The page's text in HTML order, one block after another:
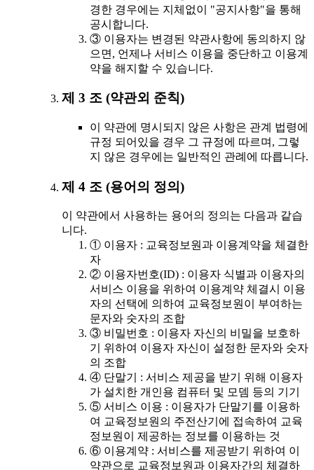
경한 경우에는 지체없이 "공지사항"을 통해
공시합니다.
③ 이용자는 변경된 약관사항에 동의하지 않
으면, 언제나 서비스 이용을 중단하고 이용계
약을 해지할 수 있습니다.
제 3 조 (약관외 준칙)
이 약관에 명시되지 않은 사항은 관계 법령에
규정 되어있을 경우 그 규정에 따르며, 그렇
지 않은 경우에는 일반적인 관례에 따릅니다.
제 4 조 (용어의 정의)
이 약관에서 사용하는 용어의 정의는 다음과 같습
니다.
① 이용자 : 교육정보원과 이용계약을 체결한
자
② 이용자번호(ID) : 이용자 식별과 이용자의
서비스 이용을 위하여 이용계약 체결시 이용
자의 선택에 의하여 교육정보원이 부여하는
문자와 숫자의 조합
③ 비밀번호 : 이용자 자신의 비밀을 보호하
기 위하여 이용자 자신이 설정한 문자와 숫자
의 조합
④ 단말기 : 서비스 제공을 받기 위해 이용자
가 설치한 개인용 컴퓨터 및 모뎀 등의 기기
⑤ 서비스 이용 : 이용자가 단말기를 이용하
여 교육정보원의 주전산기에 접속하여 교육
정보원이 제공하는 정보를 이용하는 것
⑥ 이용계약 : 서비스를 제공받기 위하여 이
약관으로 교육정보원과 이용자간의 체결하